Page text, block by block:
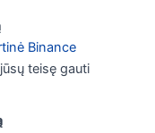
Binance
teisę gauti